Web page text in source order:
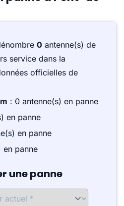
0 antenne(s) de
service dans la
officielles de
: 0 antenne(s) en panne
en panne
en panne
en panne
une panne